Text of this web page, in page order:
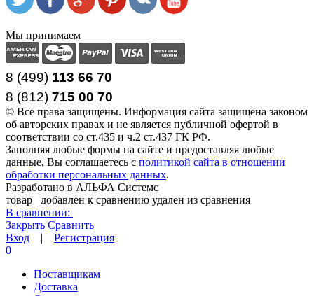
Мы принимаем
8 (499) 113 66 70
8 (812) 715 00 70
© Все права защищены. Информация сайта защищена законом
об авторских правах и не является публичной офертой в
соответствии со ст.435 и ч.2 ст.437 ГК РФ.
Заполняя любые формы на сайте и предоставляя любые
данные, Вы соглашаетесь с политикой сайта в отношении
обработки персональных данных.
Разработано в АЛЬФА Системс
товар
добавлен к сравнению удален из сравнения
В сравнении:
Закрыть Сравнить
Вход | Регистрация
0
Поставщикам
Доставка